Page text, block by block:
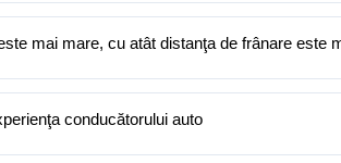
mai mare, cu atât distanţa de frânare este
conducătorului auto